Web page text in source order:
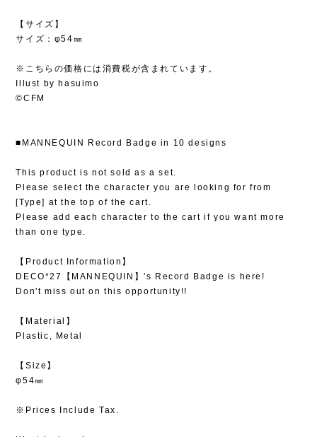
【サイズ】
サイズ：φ54㎜
※こちらの価格には消費税が含まれています。
Illust by hasuimo
©CFM
■MANNEQUIN Record Badge in 10 designs
This product is not sold as a set.
Please select the character you are looking for from
[Type] at the top of the cart.
Please add each character to the cart if you want more
than one type.
【Product Information】
DECO*27【MANNEQUIN】's Record Badge is here!
Don't miss out on this opportunity!!
【Material】
Plastic, Metal
【Size】
φ54㎜
※Prices Include Tax.